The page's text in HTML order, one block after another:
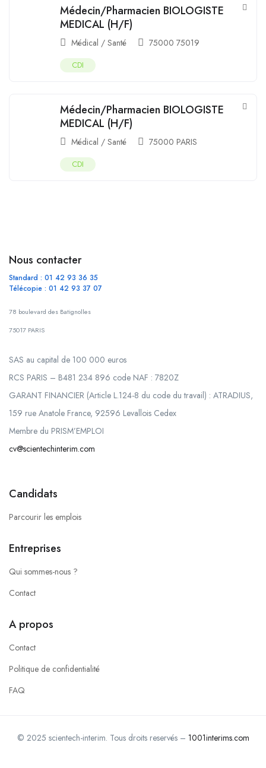
Médecin/Pharmacien BIOLOGISTE
MEDICAL (H/F)
Médical / Santé 75000 75019
CDI
Médecin/Pharmacien BIOLOGISTE
MEDICAL (H/F)
Médical / Santé 75000 PARIS
CDI
Nous contacter
Standard : 01 42 93 36 35
Télécopie : 01 42 93 37 07
78 boulevard des Batignolles
75017 PARIS
SAS au capital de 100 000 euros
RCS PARIS – B481 234 896 code NAF : 7820Z
GARANT FINANCIER (Article L.124-8 du code du travail) : ATRADIUS,
159 rue Anatole France, 92596 Levallois Cedex
Membre du PRISM’EMPLOI
cv@scientechinterim.com
Candidats
Parcourir les emplois
Entreprises
Qui sommes-nous ?
Contact
A propos
Contact
Politique de confidentialité
FAQ
© 2025 scientech-interim. Tous droits reservés – 1001interims.com